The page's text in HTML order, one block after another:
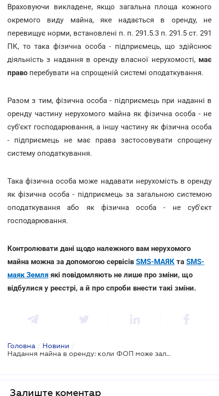
Враховуючи викладене, якщо загальна площа кожного
окремого виду майна, яке надається в оренду, не
перевищує норми, встановлені п. п. 291.5.3 п. 291.5 ст. 291
ПК, то така фізична особа - підприємець, що здійснює
діяльність з надання в оренду власної нерухомості,має
право перебувати на спрощеній системі оподаткування.
Разом з тим, фізична особа - підприємець при наданні в
оренду частину нерухомого майна як фізична особа - не
суб'єкт господарювання, а іншу частину як фізична особа
- підприємець не має права застосовувати спрощену
систему оподаткування.
Така фізична особа може надавати нерухомість в оренду
як фізична особа - підприємець за загальною системою
оподаткування або як фізична особа - не суб'єкт
господарювання.
Контролювати дані щодо належного вам нерухомого
майна можна за допомогою сервісів SMS-МАЯК та SMS-
маяк Земля які повідомляють не лише про зміни, що
відбулися у реєстрі, а й про спроби внести такі зміни.
Головна / Новини /
Надання майна в оренду: коли ФОП може залишатися спрощенцем
Залиште коментар